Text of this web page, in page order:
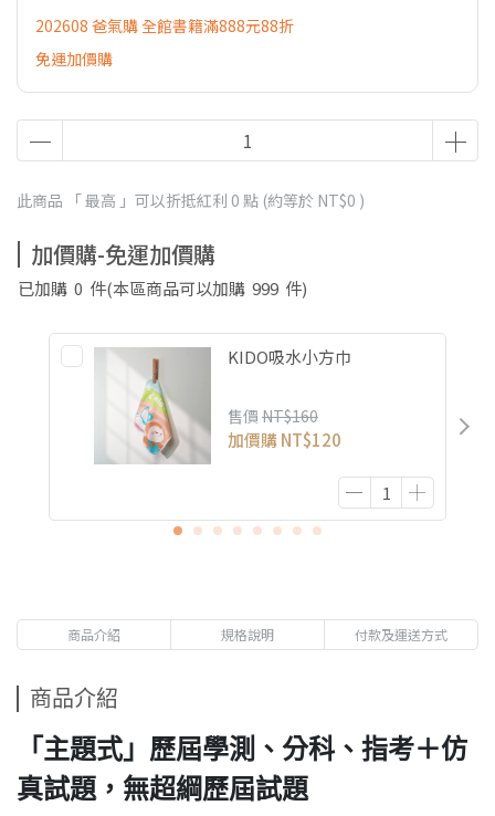
202608 爸氣購 全館書籍滿888元88折
免運加價購
此商品 「 最高 」可以折抵紅利 0 點 (約等於 NT$0 )
加價購-免運加價購
已加購 0 件(本區商品可以加購 999 件)
KIDO吸水小方巾
售價 NT$160
加價購NT$120
商品介紹 規格說明 付款及運送方式
商品介紹
「主題式」歷屆學測、分科、指考＋仿
真試題，無超綱歷屆試題